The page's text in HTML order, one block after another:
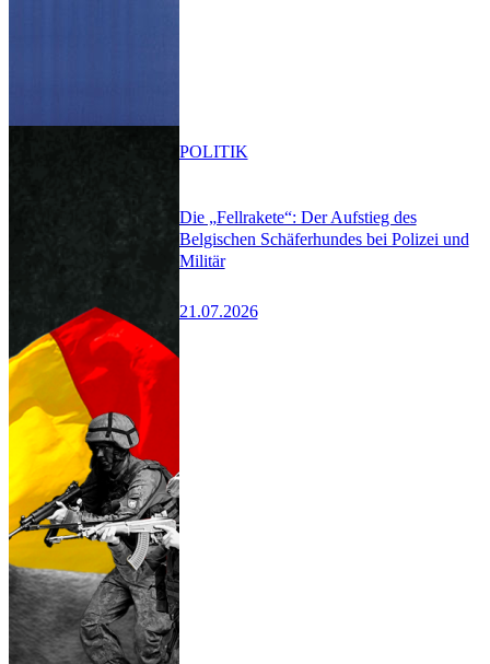
Die „Fellrakete“: Der Aufstieg des
Belgischen Schäferhundes bei Polizei und
Militär
21.07.2026
POLITIK